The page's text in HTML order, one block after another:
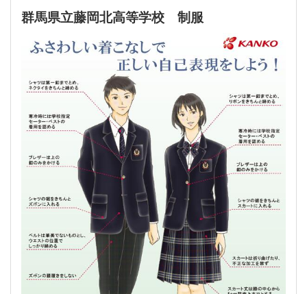
群馬県立藤岡北高等学校 制服